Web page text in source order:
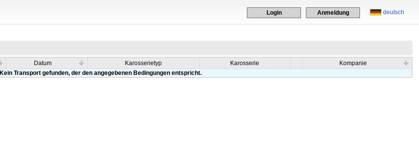
deutsch
Login Anmeldung
Datum Karosserietyp Karosserie
Kompanie
Kein Transport gefunden, der den angegebenen Bedingungen entspricht.